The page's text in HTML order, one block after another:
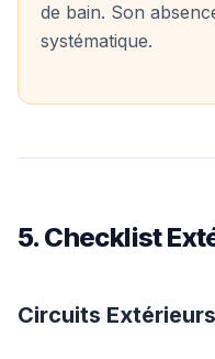
de bain. Son
systématique.
5. Checklist
Circuits Extérieurs